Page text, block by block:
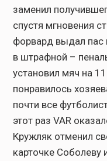
заменил
спустя мгновения
форвард выдал пас
в штрафной –
установил мяч на
понравилось
почти все
этот раз VAR
Кружляк отменил
карточке